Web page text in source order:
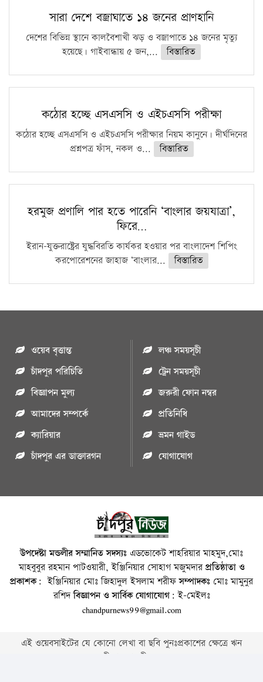
সারা দেশে বজ্রাঘাতে ১৪ জনের প্রাণহানি
দেশের বিভিন্ন স্থানে কালবৈশাখী ঝড় ও বজ্রাপাতে ১৪ জনের মৃত্যু
হয়েছে। গাইবান্ধায় ৫ জন,...
বিস্তারিত
কঠোর হচ্ছে এসএসসি ও এইচএসসি পরীক্ষা
কঠোর হচ্ছে এসএসসি ও এইচএসসি পরীক্ষার নিয়ম কানুনে। দীর্ঘদিনের
প্রশ্নপত্র ফাঁস, নকল ও...
বিস্তারিত
হরমুজ প্রণালি পার হতে পারেনি ‘বাংলার জয়যাত্রা’,
ফিরে…
ইরান-যুক্তরাষ্ট্রের যুদ্ধবিরতি কার্যকর হওয়ার পর বাংলাদেশ শিপিং
করপোরেশনের জাহাজ ‘বাংলার...
বিস্তারিত
ওয়েব বৃত্তান্ত
চাঁদপুর পরিচিতি
বিজ্ঞাপন মুল্য
আমাদের সম্পর্কে
ক্যারিয়ার
চাঁদপুর এর ডাক্তারগন
লঞ্চ সময়সূচী
ট্রেন সময়সূচী
জরুরী ফোন নম্বর
প্রতিনিধি
ভ্রমন গাইড
যোগাযোগ
উপদেষ্টা মন্ডলীর সম্মানিত সদস্যঃ এডভোকেট শাহরিয়ার মাহমুদ,মোঃ
মাহবুবুর রহমান পাটওয়ারী, ইঞ্জিনিয়ার সোহাগ মজুমদারপ্রতিষ্ঠাতা ও
প্রকাশক: ইঞ্জিনিয়ার মোঃ জিহাদুল ইসলাম শরীফসম্পাদকঃ মোঃ মামুনুর
রশিদবিজ্ঞাপন ও সার্বিক যোগাযোগ: ই-মেইলঃ
chandpurnews99@gmail.com
এই ওয়েবসাইটের যে কোনো লেখা বা ছবি পুনঃপ্রকাশের ক্ষেত্রে ঋন
স্বীকার বাঞ্চনীয় ।